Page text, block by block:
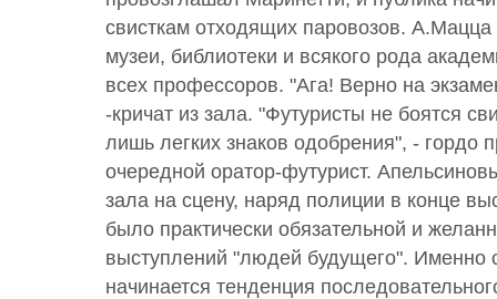
свисткам отходящих паровозов.
музеи, библиотеки и всякого рода
всех профессоров. "Ага! Верно на
-кричат из зала. "Футуристы не боятся
лишь легких знаков одобрения", - гордо
очередной оратор-футурист.
зала на сцену, наряд полиции в конце
было практически обязательной и
выступлений "людей будущего". Именно
начинается тенденция